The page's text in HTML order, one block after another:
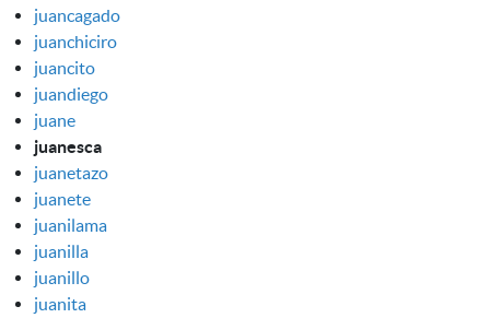
juancagado
juanchiciro
juancito
juandiego
juane
juanesca
juanetazo
juanete
juanilama
juanilla
juanillo
juanita